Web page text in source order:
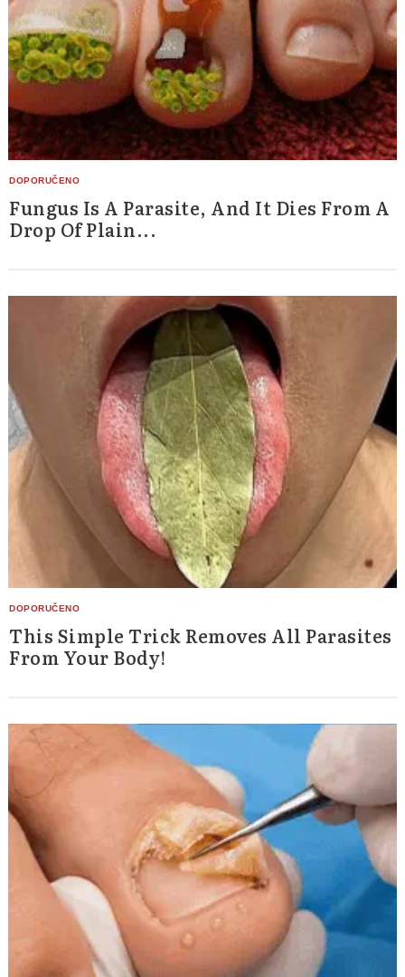
Fungus Is A Parasite, And It Dies From A
Drop Of Plain...
This Simple Trick Removes All Parasites
From Your Body!